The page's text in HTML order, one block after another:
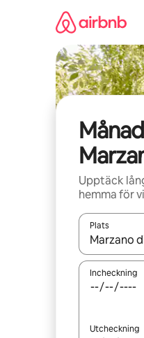
Upptäck
hemma för
Plats
När
Incheckning
Utcheckning